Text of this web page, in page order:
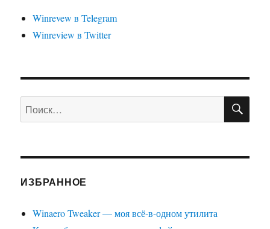
Winrevew в Telegram
Winreview в Twitter
Искать:
ИЗБРАННОЕ
Winaero Tweaker — моя всё-в-одном утилита